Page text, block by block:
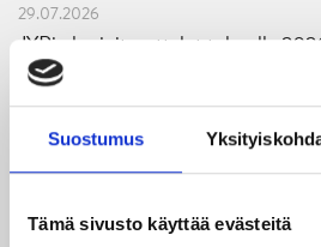
Suostumus
Tämä sivusto käyttää evästeitä
29.07.2026
JYPin harjoitusottelut tulevalle
julkaistu!
27.07.2026
25.06.2026